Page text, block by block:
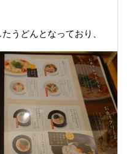
うどんとなっており、